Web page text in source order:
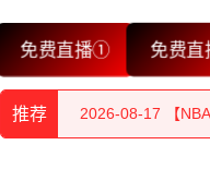
免费直播① 免费
推荐
2026-08-17 【
2026-08-17 【
2026-08-17 【